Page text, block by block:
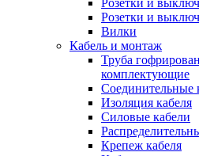
Розетки и
Вилки
Кабель и монтаж
Труба
комплектующие
Соединительные
Изоляция кабеля
Силовые кабели
Крепеж кабеля